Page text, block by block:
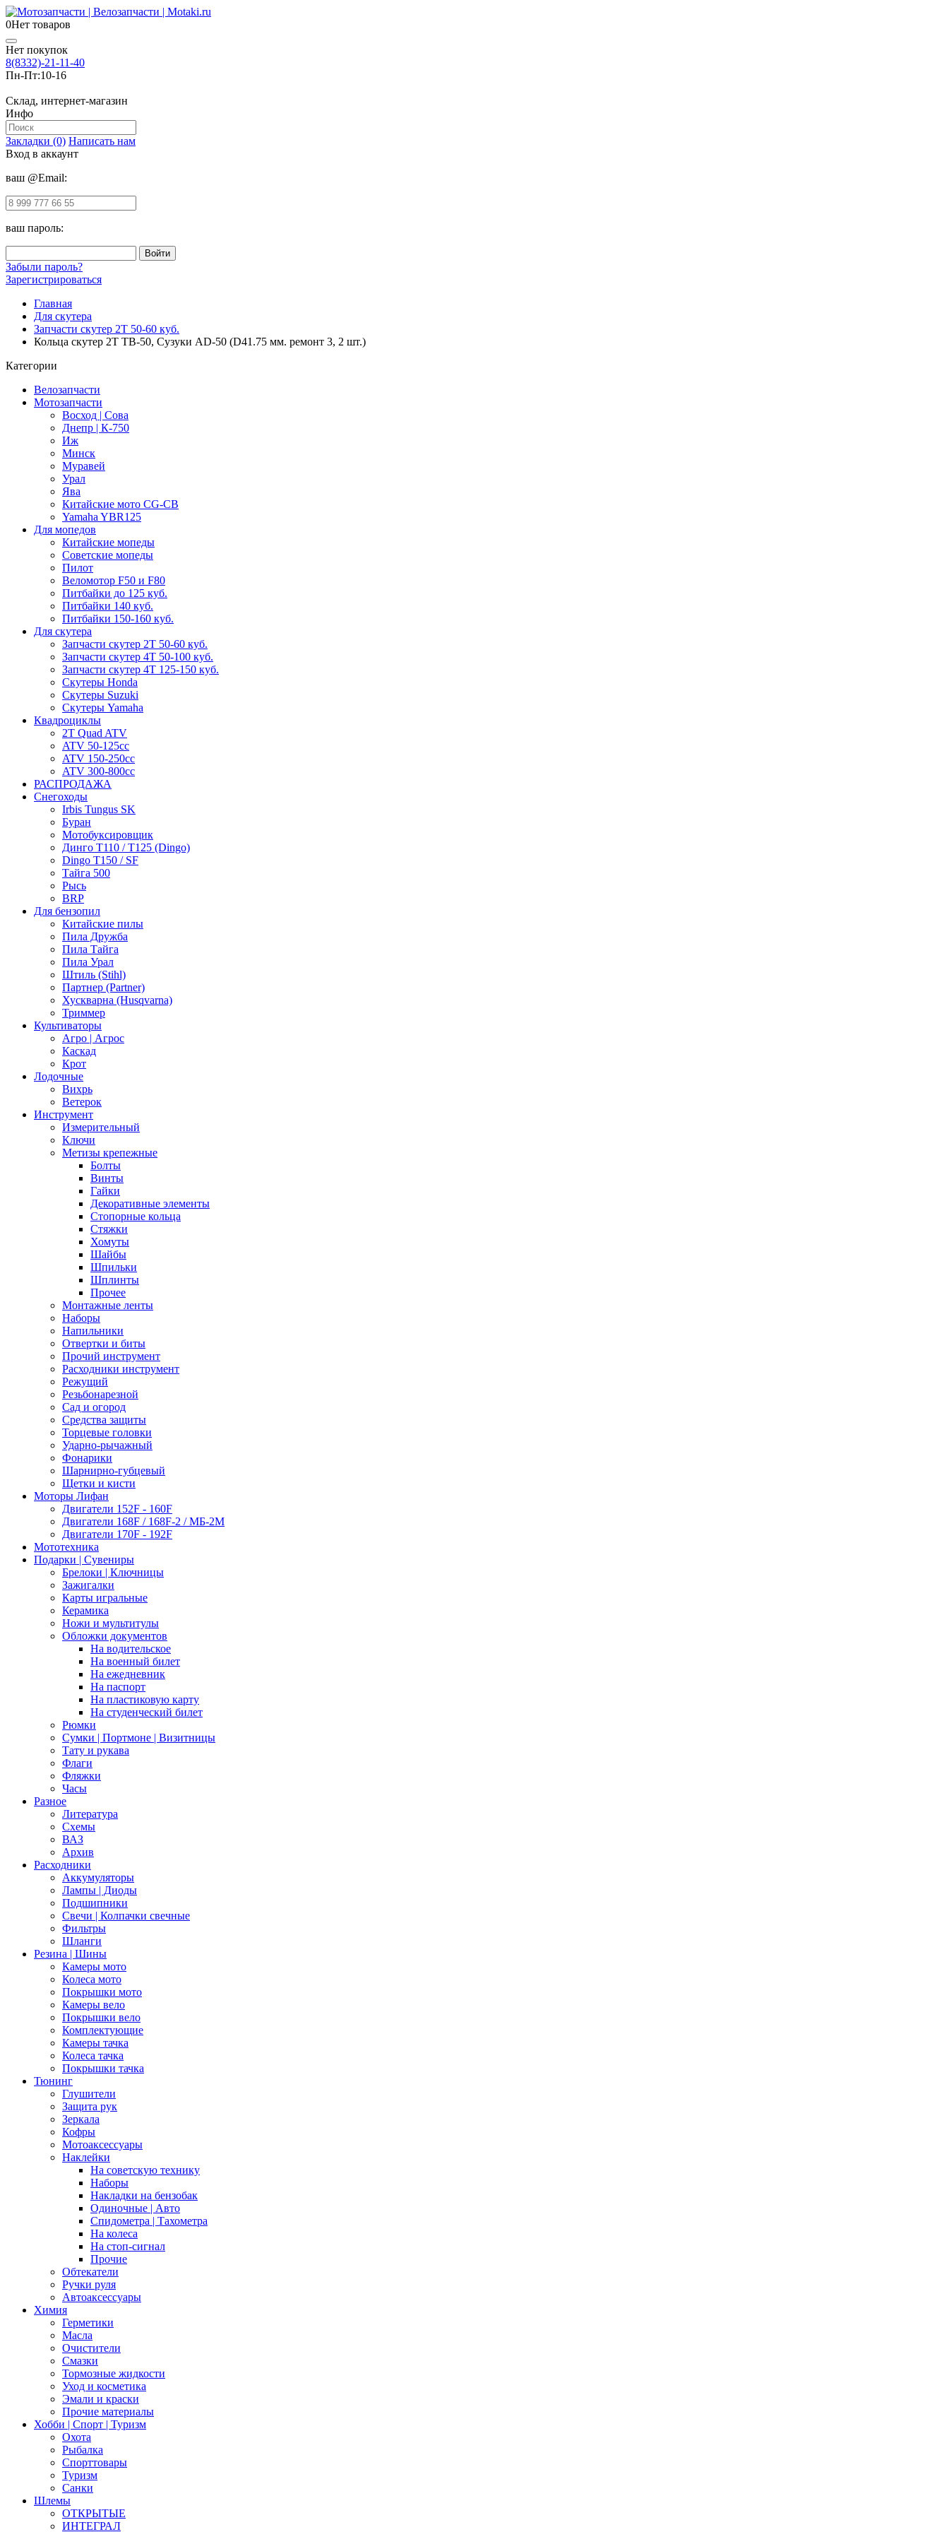
0Нет товаров
Нет покупок
8(8332)-21-11-40
Пн-Пт:10-16
Склад, интернет-магазин
Инфо
Закладки (0) Написать нам
Вход в аккаунт
ваш @Email:
ваш пароль:
Забыли пароль?
Зарегистрироваться
Главная
Для скутера
Запчасти скутер 2Т 50-60 куб.
Кольца скутер 2Т TB-50, Сузуки AD-50 (D41.75 мм. ремонт 3, 2 шт.)
Категории
Велозапчасти
Мотозапчасти
Восход | Сова
Днепр | К-750
Иж
Минск
Муравей
Урал
Ява
Китайские мото CG-CB
Yamaha YBR125
Для мопедов
Китайские мопеды
Советские мопеды
Пилот
Веломотор F50 и F80
Питбайки до 125 куб.
Питбайки 140 куб.
Питбайки 150-160 куб.
Для скутера
Запчасти скутер 2Т 50-60 куб.
Запчасти скутер 4Т 50-100 куб.
Запчасти скутер 4Т 125-150 куб.
Скутеры Honda
Скутеры Suzuki
Скутеры Yamaha
Квадроциклы
2T Quad ATV
ATV 50-125cc
ATV 150-250cc
ATV 300-800cc
РАСПРОДАЖА
Снегоходы
Irbis Tungus SK
Буран
Мотобуксировщик
Динго T110 / T125 (Dingo)
Dingo T150 / SF
Тайга 500
Рысь
BRP
Для бензопил
Китайские пилы
Пила Дружба
Пила Тайга
Пила Урал
Штиль (Stihl)
Партнер (Partner)
Хускварна (Husqvarna)
Триммер
Культиваторы
Агро | Агрос
Каскад
Крот
Лодочные
Вихрь
Ветерок
Инструмент
Измерительный
Ключи
Метизы крепежные
Болты
Винты
Гайки
Декоративные элементы
Стопорные кольца
Стяжки
Хомуты
Шайбы
Шпильки
Шплинты
Прочее
Монтажные ленты
Наборы
Напильники
Отвертки и биты
Прочий инструмент
Расходники инструмент
Режущий
Резьбонарезной
Сад и огород
Средства защиты
Торцевые головки
Ударно-рычажный
Фонарики
Шарнирно-губцевый
Щетки и кисти
Моторы Лифан
Двигатели 152F - 160F
Двигатели 168F / 168F-2 / МБ-2М
Двигатели 170F - 192F
Мототехника
Подарки | Сувениры
Брелоки | Ключницы
Зажигалки
Карты игральные
Керамика
Ножи и мультитулы
Обложки документов
На водительское
На военный билет
На ежедневник
На паспорт
На пластиковую карту
На студенческий билет
Рюмки
Сумки | Портмоне | Визитницы
Тату и рукава
Флаги
Фляжки
Часы
Разное
Литература
Схемы
ВАЗ
Архив
Расходники
Аккумуляторы
Лампы | Диоды
Подшипники
Свечи | Колпачки свечные
Фильтры
Шланги
Резина | Шины
Камеры мото
Колеса мото
Покрышки мото
Камеры вело
Покрышки вело
Комплектующие
Камеры тачка
Колеса тачка
Покрышки тачка
Тюнинг
Глушители
Защита рук
Зеркала
Кофры
Мотоаксессуары
Наклейки
На советскую технику
Наборы
Накладки на бензобак
Одиночные | Авто
Спидометра | Тахометра
На колеса
На стоп-сигнал
Прочие
Обтекатели
Ручки руля
Автоаксессуары
Химия
Герметики
Масла
Очистители
Смазки
Тормозные жидкости
Уход и косметика
Эмали и краски
Прочие материалы
Хобби | Cпорт | Туризм
Охота
Рыбалка
Спорттовары
Туризм
Санки
Шлемы
ОТКРЫТЫЕ
ИНТЕГРАЛ